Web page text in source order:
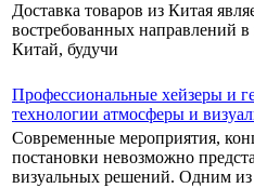
Доставка товаров из Китая
востребованных направлений
Китай, будучи
Профессиональные хейзеры и
технологии атмосферы и
Современные мероприятия,
постановки невозможно
визуальных решений. Одним